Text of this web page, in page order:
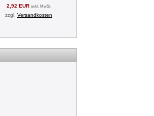
2,92 EUR exkl. MwSt.
zzgl. Versandkosten